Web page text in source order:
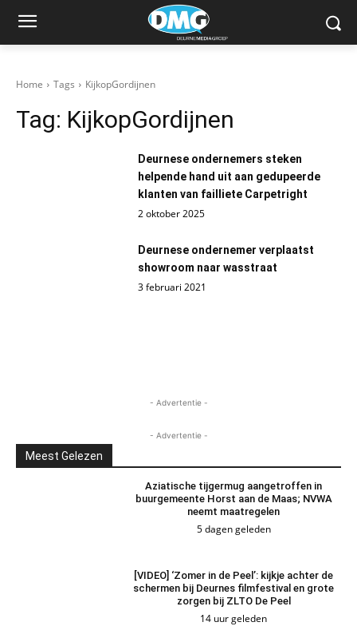
Home Tags KijkopGordijnen
Tag: KijkopGordijnen
Deurnese ondernemers steken
helpende hand uit aan gedupeerde
klanten van failliete Carpetright
2 oktober 2025
Deurnese ondernemer verplaatst
showroom naar wasstraat
3 februari 2021
- Advertentie -
- Advertentie -
Meest Gelezen
Aziatische tijgermug aangetroffen in
buurgemeente Horst aan de Maas; NVWA
neemt maatregelen
5 dagen geleden
[VIDEO] ‘Zomer in de Peel’: kijkje achter de
schermen bij Deurnes filmfestival en grote
zorgen bij ZLTO De Peel
14 uur geleden